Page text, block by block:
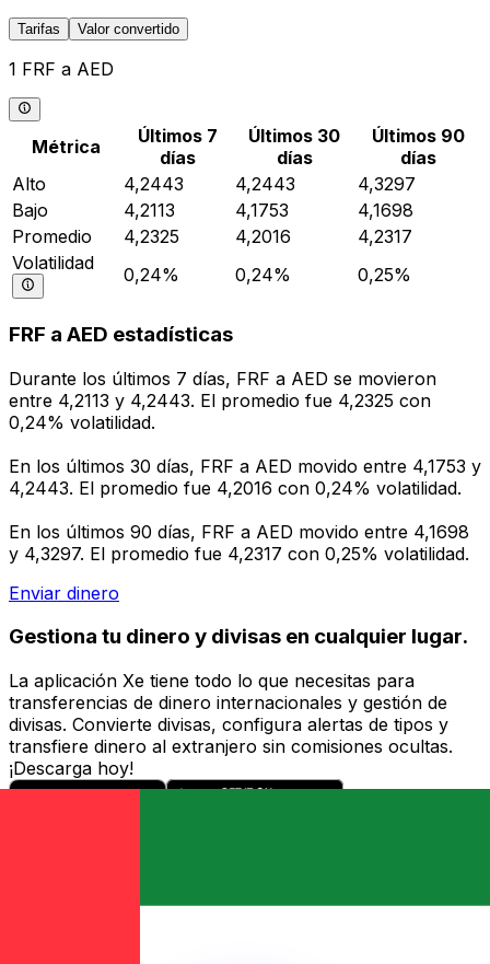
Tarifas Valor convertido
1 FRF a AED
Métrica
Últimos 7
días
Últimos 30
días
Últimos 90
días
Alto
4,2443 4,2443
4,3297
Bajo
4,2113 4,1753
4,1698
Promedio
4,2325 4,2016
4,2317
Volatilidad
0,24% 0,24% 0,25%
FRF a AED estadísticas
Durante los últimos 7 días, FRF a AED se movieron
entre 4,2113 y 4,2443. El promedio fue 4,2325 con
0,24% volatilidad.
En los últimos 30 días, FRF a AED movido entre 4,1753 y
4,2443. El promedio fue 4,2016 con 0,24% volatilidad.
En los últimos 90 días, FRF a AED movido entre 4,1698
y 4,3297. El promedio fue 4,2317 con 0,25% volatilidad.
Enviar dinero
Gestiona tu dinero y divisas en cualquier lugar.
La aplicación Xe tiene todo lo que necesitas para
transferencias de dinero internacionales y gestión de
divisas. Convierte divisas, configura alertas de tipos y
transfiere dinero al extranjero sin comisiones ocultas.
¡Descarga hoy!